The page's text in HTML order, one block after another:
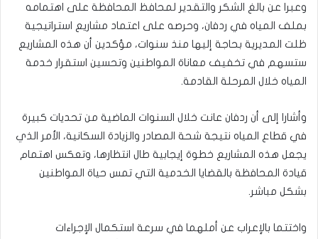
وعبرا عن بالغ الشكر والتقدير لمحافظ المحافظة على اهتمامه
بملف المياه في ردفان، وحرصه على اعتماد مشاريع استراتيجية
ظلت المديرية بحاجة إليها منذ سنوات، مؤكدين أن هذه المشاريع
ستسهم في تخفيف معاناة المواطنين وتحسين استقرار خدمة
المياه خلال المرحلة القادمة.
وأشارا إلى أن ردفان عانت خلال السنوات الماضية من تحديات كبيرة
في قطاع المياه نتيجة شحة المصادر والزيادة السكانية، الأمر الذي
يجعل هذه المشاريع خطوة إيجابية طال انتظارها، وتعكس اهتمام
قيادة المحافظة بالقضايا الخدمية التي تمس حياة المواطنين
بشكل مباشر.
واختتما بالإعراب عن أملهما في سرعة استكمال الإجراءات